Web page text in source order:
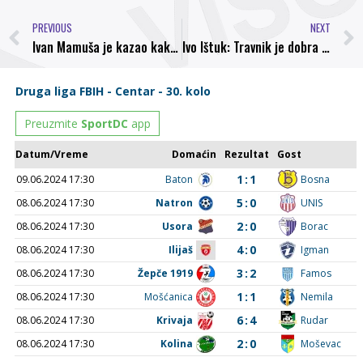
PREVIOUS
Ivan Mamuša je kazao kako ih očekuje zahtjevna utakmica te da “Bosna” nije bezazlena ekipa.
NEXT
Ivo Ištuk: Travnik je dobra ekipa, učinit ćemo sve da odigramo dobru utakmicu i opravdamo epitet derbija lige